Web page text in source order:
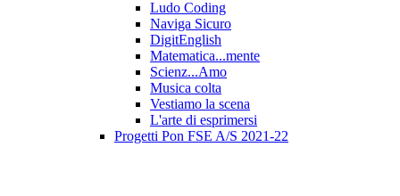
Ludo Coding
Naviga Sicuro
DigitEnglish
Matematica...mente
Scienz...Amo
Musica colta
Vestiamo la scena
L'arte di esprimersi
Progetti Pon FSE A/S 2021-22